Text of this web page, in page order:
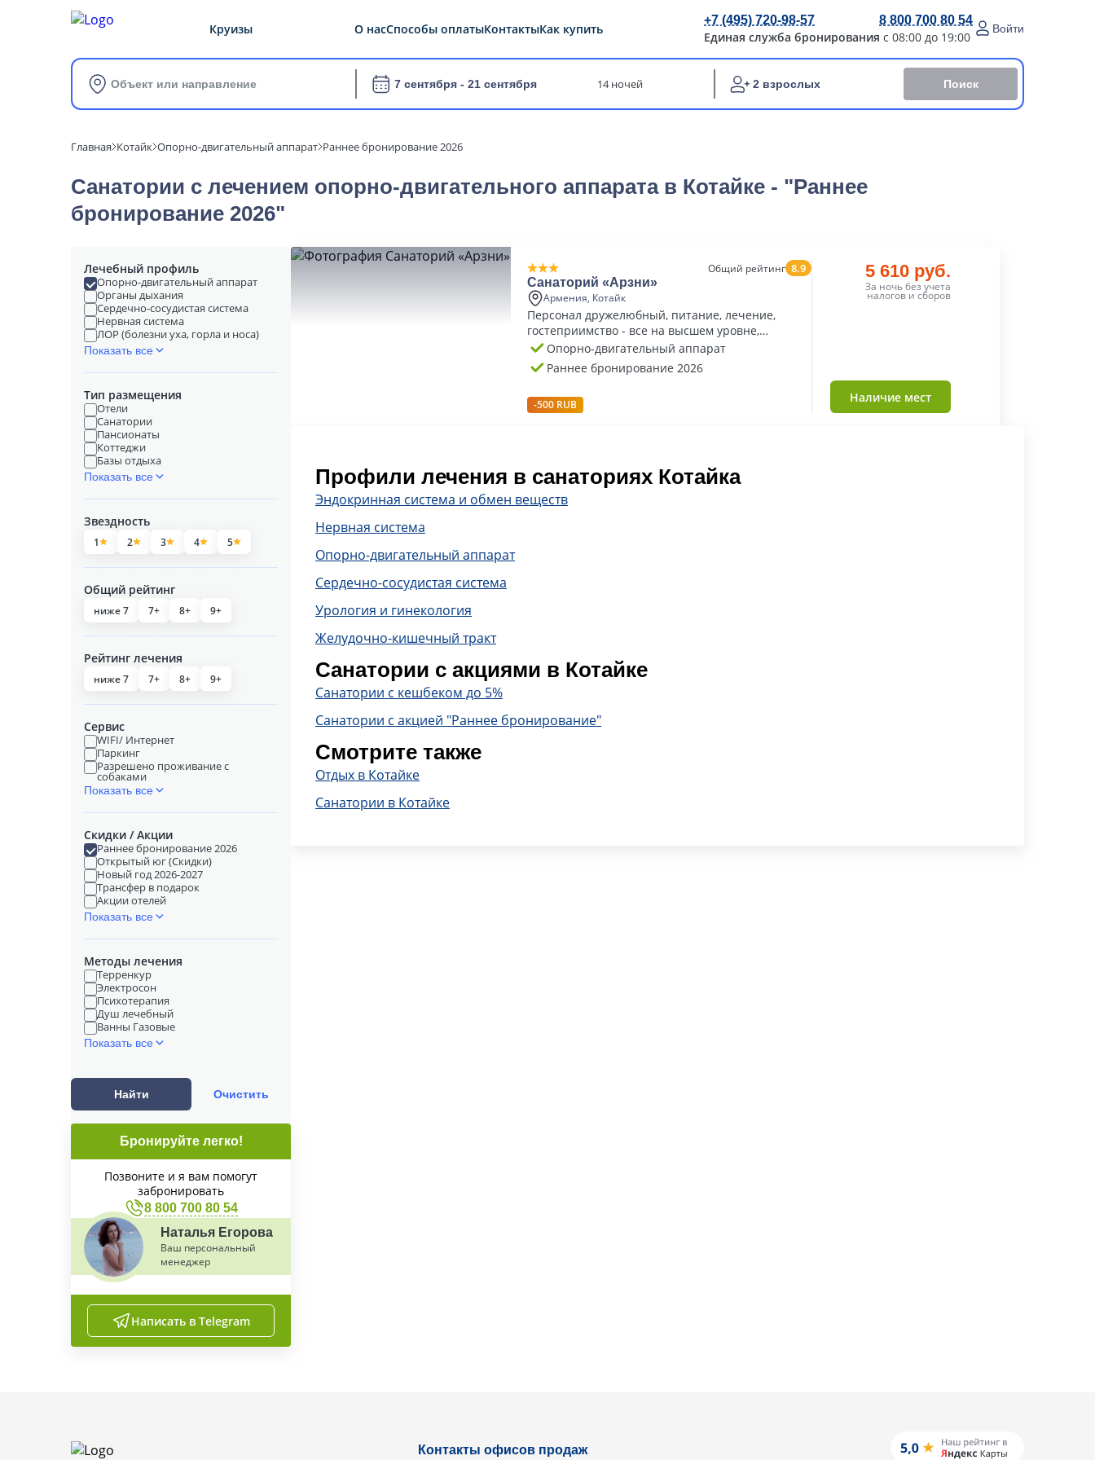
Круизы О насСпособы оплатыКонтактыКак купить
+7 (495) 720-98-57 8 800 700 80 54
Единая служба бронирования с 08:00 до 19:00
Войти
Объект или направление 7 сентября - 21 сентября 14 ночей 2 взрослых Поиск
Главная Котайк Опорно-двигательный аппарат Раннее бронирование 2026
Санатории с лечением опорно-двигательного аппарата в Котайке - "Раннее
бронирование 2026"
Лечебный профиль
Опорно-двигательный аппарат
Органы дыхания
Сердечно-сосудистая система
Нервная система
ЛОР (болезни уха, горла и носа)
Показать все
Тип размещения
Отели
Санатории
Пансионаты
Коттеджи
Базы отдыха
Показать все
Звездность
1 2 3 4 5
Общий рейтинг
ниже 7 7+ 8+ 9+
Рейтинг лечения
ниже 7 7+ 8+ 9+
Сервис
WIFI/ Интернет
Паркинг
Разрешено проживание с
собаками
Показать все
Скидки / Акции
Раннее бронирование 2026
Открытый юг (Скидки)
Новый год 2026-2027
Трансфер в подарок
Акции отелей
Показать все
Методы лечения
Терренкур
Электросон
Психотерапия
Душ лечебный
Ванны Газовые
Показать все
Найти Очистить
Бронируйте легко!
Позвоните и я вам помогут
забронировать
8 800 700 80 54
Наталья Егорова
Ваш персональный
менеджер
Написать в Telegram
Общий рейтинг 8.9
Санаторий «Арзни»
Армения, Котайк
Персонал дружелюбный, питание, лечение,
гостеприимство - все на высшем уровне,
спокойно и уютно, очень хорошее лечение
Опорно-двигательный аппарат
Раннее бронирование 2026
-500 RUB
5 610 руб.
За ночь без учета
налогов и сборов
Наличие мест
Профили лечения в санаториях Котайка
Эндокринная система и обмен веществ
Нервная система
Опорно-двигательный аппарат
Сердечно-сосудистая система
Урология и гинекология
Желудочно-кишечный тракт
Санатории с акциями в Котайке
Санатории с кешбеком до 5%
Санатории с акцией "Раннее бронирование"
Смотрите также
Отдых в Котайке
Санатории в Котайке
Контакты офисов продаж